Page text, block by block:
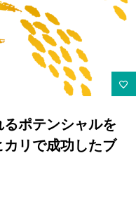
ポテンシャルを
リで成功したブ